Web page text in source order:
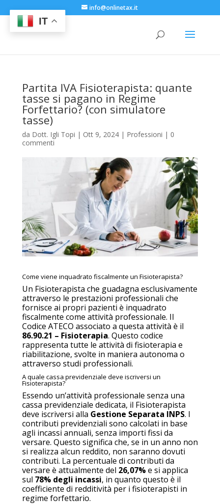
info@onlinetax.it
Partita IVA Fisioterapista: quante
tasse si pagano in Regime
Forfettario? (con simulatore
tasse)
da Dott. Igli Topi | Ott 9, 2024| Professioni | 0
commenti
Come viene inquadrato fiscalmente un Fisioterapista?
Un Fisioterapista che guadagna esclusivamente
attraverso le prestazioni professionali che
fornisce ai propri pazienti è inquadrato
fiscalmente come attività professionale. Il
Codice ATECO associato a questa attività è il
86.90.21 – Fisioterapia. Questo codice
rappresenta tutte le attività di fisioterapia e
riabilitazione, svolte in maniera autonoma o
attraverso studi professionali.
A quale cassa previdenziale deve iscriversi un
Fisioterapista?
Essendo un’attività professionale senza una
cassa previdenziale dedicata, il Fisioterapista
deve iscriversi alla Gestione Separata INPS. I
contributi previdenziali sono calcolati in base
agli incassi annuali, senza importi fissi da
versare. Questo significa che, se in un anno non
si realizza alcun reddito, non saranno dovuti
contributi. La percentuale di contributi da
versare è attualmente del 26,07%e si applica
sul 78% degli incassi, in quanto questo è il
coefficiente di redditività per i fisioterapisti in
regime forfettario.
IT